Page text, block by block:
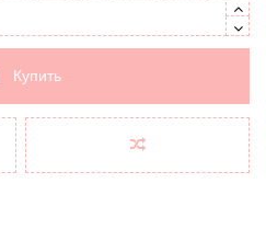
Купить